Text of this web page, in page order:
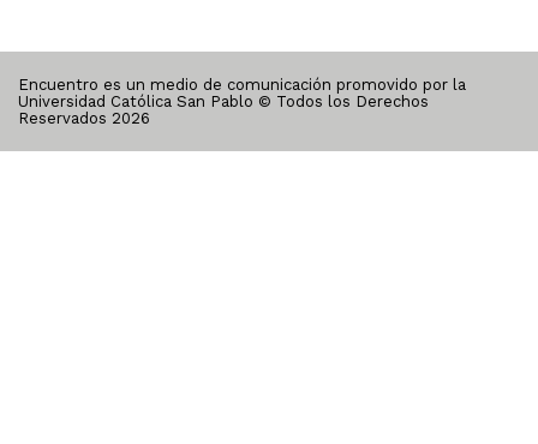
Encuentro es un medio de comunicación promovido por la
Universidad Católica San Pablo © Todos los Derechos
Reservados 2026